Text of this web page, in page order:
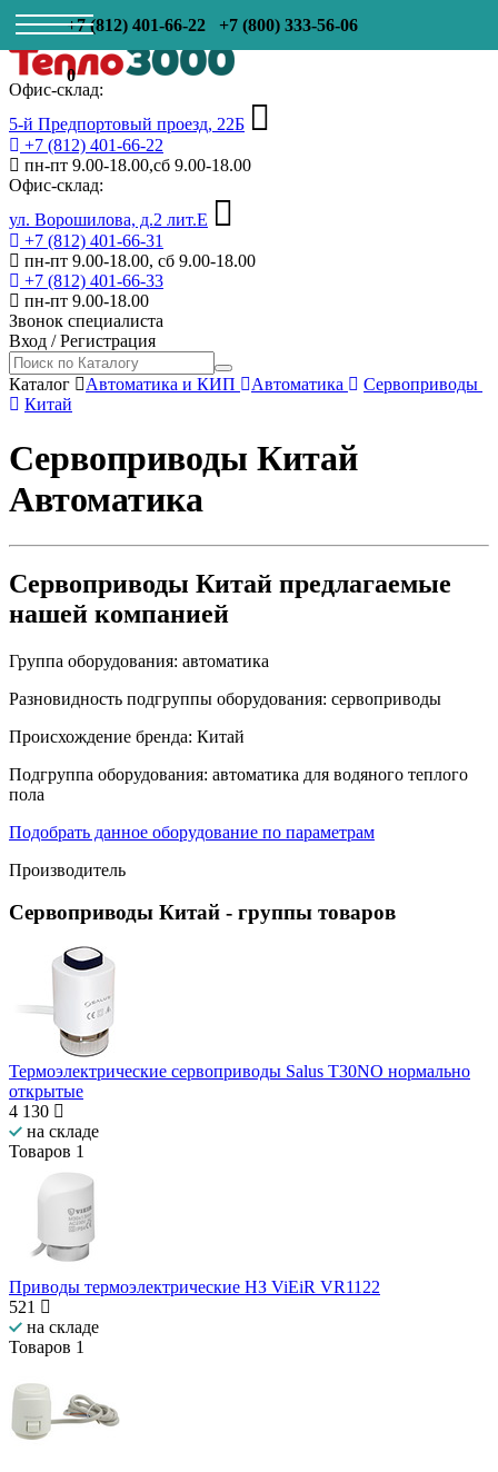
+7 (812) 401-66-22 +7 (800) 333-56-06
0
Офис-склад:
5-й Предпортовый проезд, 22Б
+7 (812) 401-66-22
пн-пт 9.00-18.00,сб 9.00-18.00
Офис-склад:
ул. Ворошилова, д.2 лит.Е
+7 (812) 401-66-31
пн-пт 9.00-18.00, сб 9.00-18.00
+7 (812) 401-66-33
пн-пт 9.00-18.00
Звонок специалиста
Вход /Регистрация
Каталог Автоматика и КИП Автоматика
Сервоприводы
Китай
Сервоприводы Китай
Автоматика
Сервоприводы Китай предлагаемые
нашей компанией
Группа оборудования: автоматика
Разновидность подгруппы оборудования: сервоприводы
Происхождение бренда: Китай
Подгруппа оборудования: автоматика для водяного теплого
пола
Подобрать данное оборудование по параметрам
Производитель
Сервоприводы Китай - группы товаров
Термоэлектрические сервоприводы Salus T30NO нормально
открытые
4 130
на складе
Товаров 1
Приводы термоэлектрические НЗ ViEiR VR1122
521
на складе
Товаров 1